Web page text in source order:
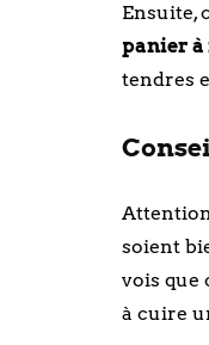
Ensuite,
panier
tendres
soient
vois que
à cuire